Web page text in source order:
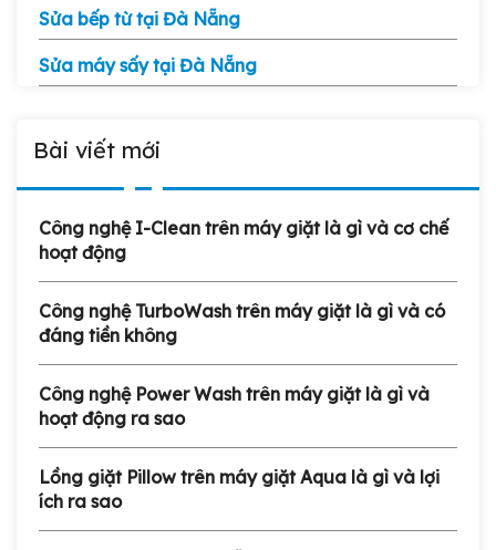
Sửa bếp từ tại Đà Nẵng
Sửa máy sấy tại Đà Nẵng
Bài viết mới
Công nghệ I-Clean trên máy giặt là gì và cơ chế
hoạt động
Công nghệ TurboWash trên máy giặt là gì và có
đáng tiền không
Công nghệ Power Wash trên máy giặt là gì và
hoạt động ra sao
Lồng giặt Pillow trên máy giặt Aqua là gì và lợi
ích ra sao